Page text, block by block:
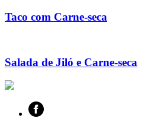
Taco com Carne-seca
Salada de Jiló e Carne-seca